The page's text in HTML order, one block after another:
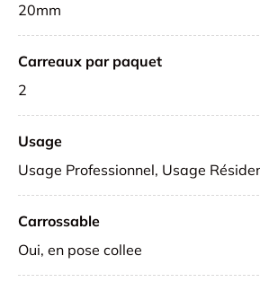
20mm
Carreaux par paquet
2
Usage
Usage Professionnel, Usage
Carrossable
Oui, en pose collee